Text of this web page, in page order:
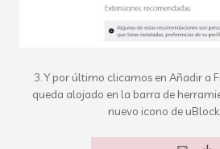
3. Y por último clicamos en Añadir a
queda alojado en la barra de
nuevo icono de